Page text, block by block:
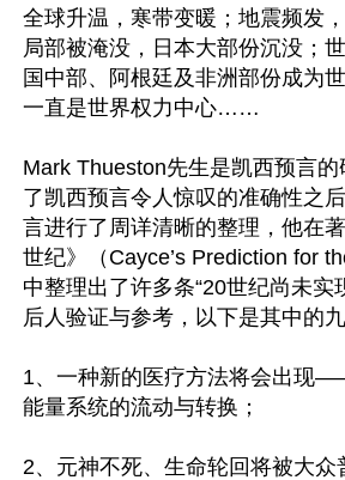
全球升温，寒带变暖；地震频发
局部被淹没，日本大部份沉没；
国中部、阿根廷及非洲部份成为
一直是世界权力中心……
Mark Thueston先生是凯西预言
了凯西预言令人惊叹的准确性之
言进行了周详清晰的整理，他在
世纪》（Cayce’s Prediction for
中整理出了许多条“20世纪尚未实
后人验证与参考，以下是其中的
1、一种新的医疗方法将会出现
能量系统的流动与转换；
2、元神不死、生命轮回将被大众